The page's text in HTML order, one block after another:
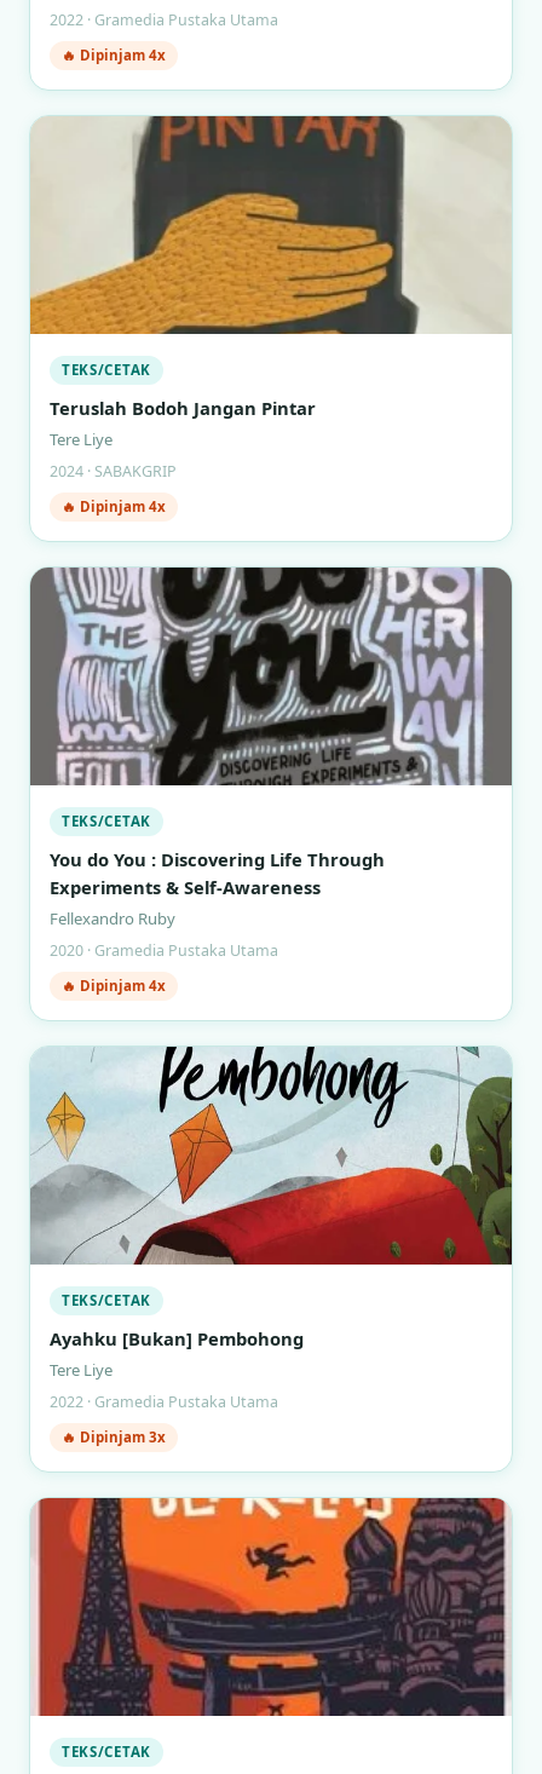
2022 · Gramedia Pustaka Utama
🔥 Dipinjam 4x
TEKS/CETAK
Teruslah Bodoh Jangan Pintar
Tere Liye
2024 · SABAKGRIP
🔥 Dipinjam 4x
TEKS/CETAK
You do You : Discovering Life Through
Experiments & Self-Awareness
Fellexandro Ruby
2020 · Gramedia Pustaka Utama
🔥 Dipinjam 4x
TEKS/CETAK
Ayahku [Bukan] Pembohong
Tere Liye
2022 · Gramedia Pustaka Utama
🔥 Dipinjam 3x
TEKS/CETAK